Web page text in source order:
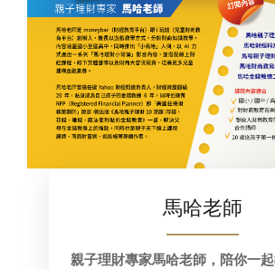
馬哈老師
親子理財專家馬哈老師，陪你一